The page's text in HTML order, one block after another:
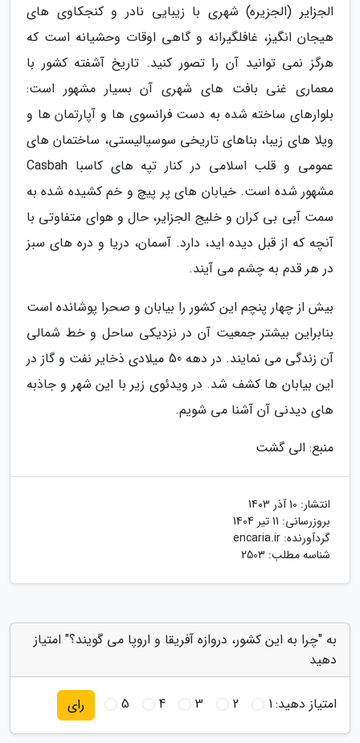
الجزایر (الجزیره) شهری با زیبایی نادر و کنجکاوی های
هیجان انگیز، غافلگیرانه و گاهی اوقات وحشیانه است که
هرگز نمی توانید آن را تصور کنید. تاریخ آشفته کشور با
معماری غنی بافت های شهری آن بسیار مشهور است:
بلوارهای ساخته شده به دست فرانسوی ها و آپارتمان ها و
ویلا های زیبا، بناهای تاریخی سوسیالیستی، ساختمان های
عمومی و قلب اسلامی در کنار تپه های کاسبا Casbah
مشهور شده است. خیابان های پر پیچ و خم کشیده شده به
سمت آبی بی کران و خلیج الجزایر، حال و هوای متفاوتی با
آنچه که از قبل دیده اید، دارد. آسمان، دریا و دره های سبز
در هر قدم به چشم می آیند.
بیش از چهار پنچم این کشور را بیابان و صحرا پوشانده است
بنابراین بیشتر جمعیت آن در نزدیکی ساحل و خط شمالی
آن زندگی می نمایند. در دهه 50 میلادی ذخایر نفت و گاز در
این بیابان ها کشف شد. در ویدئوی زیر با این شهر و جاذبه
های دیدنی آن آشنا می شویم.
منبع: الی گشت
انتشار: 10 آذر 1403
بروزرسانی: 11 تیر 1404
گردآورنده: encaria.ir
شناسه مطلب: 2503
به "چرا به این کشور، دروازه آفریقا و اروپا می گویند؟" امتیاز
دهید
امتیاز دهید:1
2
3
4
5 رای